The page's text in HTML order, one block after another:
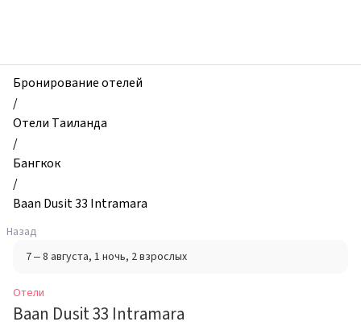
Baan
Dusit
33
Intramara,
Бангкок,
Таиланд
Бронирование отелей
/
Отели Таиланда
/
Бангкок
/
Baan Dusit 33 Intramara
Назад
7 – 8 августа, 1 ночь, 2 взрослых
Отели
Baan Dusit 33 Intramara